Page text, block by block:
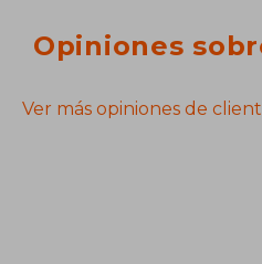
Opiniones
Ver más opiniones de